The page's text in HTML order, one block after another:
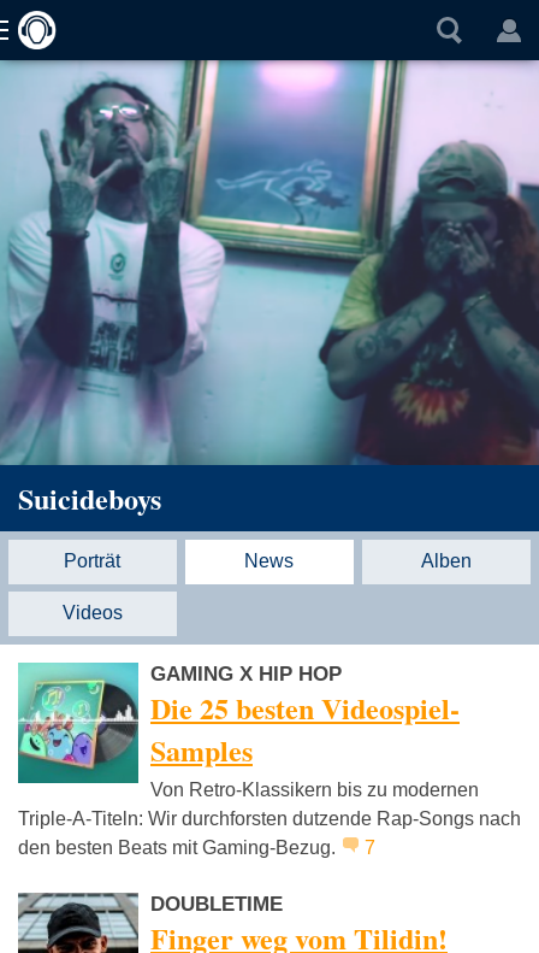
Suicideboys
Porträt News Alben
Videos
GAMING X HIP HOP
Die 25 besten Videospiel-
Samples
Von Retro-Klassikern bis zu modernen
Triple-A-Titeln: Wir durchforsten dutzende Rap-Songs nach
den besten Beats mit Gaming-Bezug.
7
DOUBLETIME
Finger weg vom Tilidin!